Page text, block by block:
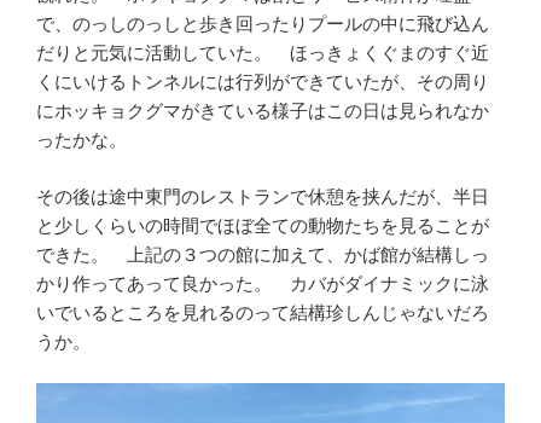
で、のっしのっしと歩き回ったりプールの中に飛び込ん
だりと元気に活動していた。 ほっきょくぐまのすぐ近
くにいけるトンネルには行列ができていたが、その周り
にホッキョクグマがきている様子はこの日は見られなか
ったかな。
その後は途中東門のレストランで休憩を挟んだが、半日
と少しくらいの時間でほぼ全ての動物たちを見ることが
できた。 上記の３つの館に加えて、かば館が結構しっ
かり作ってあって良かった。 カバがダイナミックに泳
いでいるところを見れるのって結構珍しんじゃないだろ
うか。